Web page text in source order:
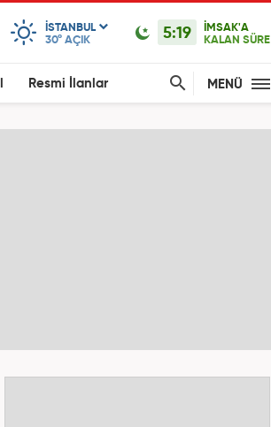
ISTANBUL
30° AÇIK 5:19
İMSAK'A
KALAN SÜRE
Resmi İlanlar MENÜ